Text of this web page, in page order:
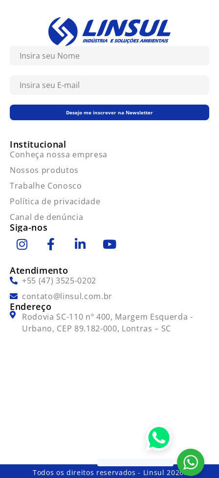
Desejo me inscrever na Newsletter
Institucional
Conheça nossa empresa
Nossos produtos
Trabalhe Conosco
Política de privacidade
Canal de denúncia
Siga-nos
Atendimento
+55 (47) 3525-0202
contato@linsul.com.br
Endereço
Rodovia SC-110 nº 400, Margem Esquerda -
Urbano, CEP 89.182-000, Lontras – SC
Todos os direitos reservados - Linsul 2026.